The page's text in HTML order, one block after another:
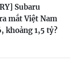
Subaru
mắt Việt Nam
khoảng 1,5 tỷ?